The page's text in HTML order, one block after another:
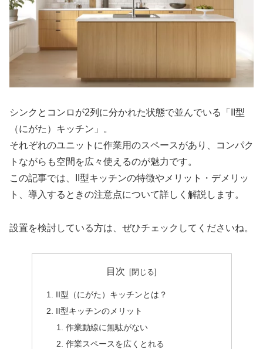
シンクとコンロが2列に分かれた状態で並んでいる「II型
（にがた）キッチン」。
それぞれのユニットに作業用のスペースがあり、コンパク
トながらも空間を広々使えるのが魅力です。
この記事では、II型キッチンの特徴やメリット・デメリッ
ト、導入するときの注意点について詳しく解説します。
設置を検討している方は、ぜひチェックしてくださいね。
目次
II型（にがた）キッチンとは？
II型キッチンのメリット
作業動線に無駄がない
作業スペースを広くとれる